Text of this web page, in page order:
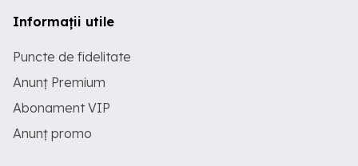
Informații utile
Puncte de fidelitate
Anunț Premium
Abonament VIP
Anunț promo